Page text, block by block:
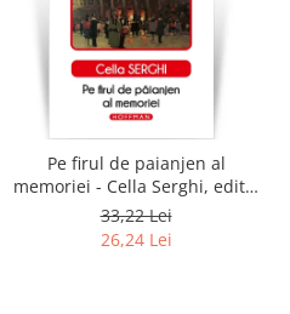
Pe firul de paianjen al
memoriei - Cella Serghi, editia
2020
33,22 Lei
26,24 Lei